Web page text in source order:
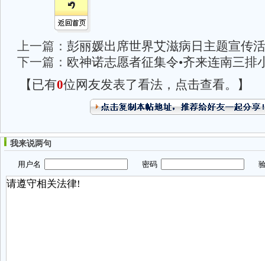
上一篇： 彭丽媛出席世界艾滋病日主题宣传
下一篇： 欧神诺志愿者征集令•齐来连南三排
【已有0位网友发表了看法，点击查看。】
我来说两句
用户名 密码 验